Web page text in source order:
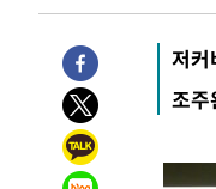
-16408초 전 >여수 오동
-12635초 전 >
극한폭
주 날씨]
-9653초 전 >
축구협회
-8170초 전 >
[속보]'압
송"
53분 전 >
2시간 전 >
저
조주